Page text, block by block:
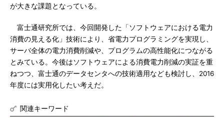
が大きな課題となっている。
富士通研究所では、今回開発した「ソフトウェアにおける電力
消費の見える化」技術により、省電力プログラミングを実現し、
サーバ全体の電力消費削減や、プログラムの高性能化につながる
とみている。今後はソフトウェアによる消費電力削減の実証を重
ねつつ、富士通のデータセンタへの技術適用なども検討し、2016
年度には実用化したい考えだ。
関連キーワード